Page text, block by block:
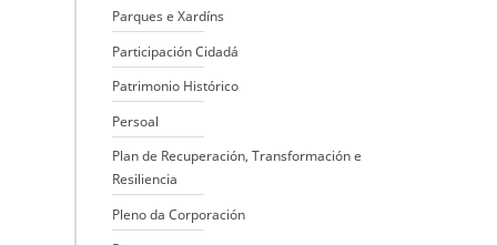
Parques e Xardíns
Participación Cidadá
Patrimonio Histórico
Persoal
Plan de Recuperación, Transformación e
Resiliencia
Pleno da Corporación